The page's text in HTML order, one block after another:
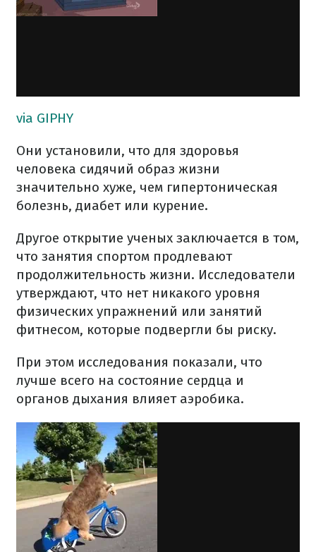
via GIPHY
Они установили, что для здоровья
человека сидячий образ жизни
значительно хуже, чем гипертоническая
болезнь, диабет или курение.
Другое открытие ученых заключается в том,
что занятия спортом продлевают
продолжительность жизни. Исследователи
утверждают, что нет никакого уровня
физических упражнений или занятий
фитнесом, которые подвергли бы риску.
При этом исследования показали, что
лучше всего на состояние сердца и
органов дыхания влияет аэробика.